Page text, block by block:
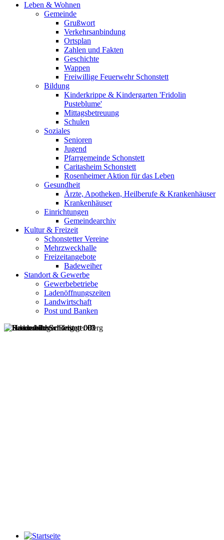
Leben & Wohnen
Gemeinde
Grußwort
Verkehrsanbindung
Ortsplan
Zahlen und Fakten
Geschichte
Wappen
Freiwillige Feuerwehr Schonstett
Bildung
Kinderkrippe & Kindergarten 'Fridolin
Pusteblume'
Mittagsbetreuung
Schulen
Soziales
Senioren
Jugend
Pfarrgemeinde Schonstett
Caritasheim Schonstett
Rosenheimer Aktion für das Leben
Gesundheit
Ärzte, Apotheken, Heilberufe & Krankenhäuser
Krankenhäuser
Einrichtungen
Gemeindearchiv
Kultur & Freizeit
Schonstetter Vereine
Mehrzweckhalle
Freizeitangebote
Badeweiher
Standort & Gewerbe
Gewerbebetriebe
Ladenöffnungszeiten
Landwirtschaft
Post und Banken